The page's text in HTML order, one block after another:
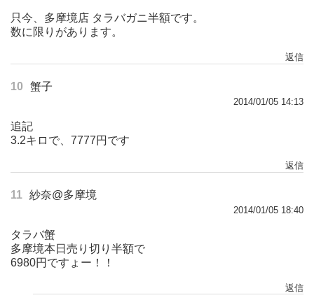
只今、多摩境店 タラバガニ半額です。
数に限りがあります。
返信
10 蟹子
2014/01/05 14:13
追記
3.2キロで、7777円です
返信
11 紗奈@多摩境
2014/01/05 18:40
タラバ蟹
多摩境本日売り切り半額で
6980円ですょー！！
返信